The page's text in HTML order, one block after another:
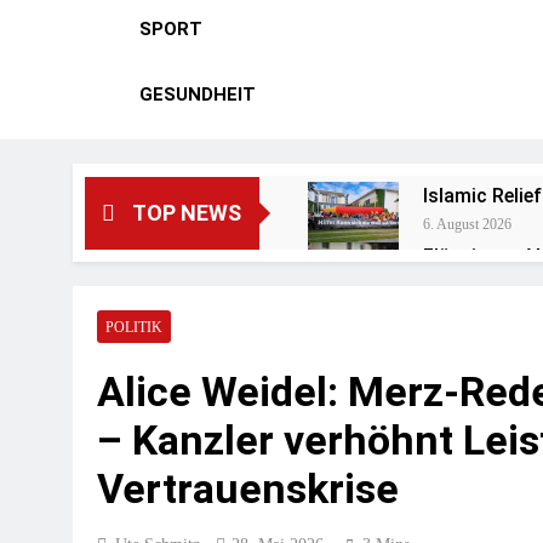
SPORT
GESUNDHEIT
TOP NEWS
Islamic
6. August 2026
Flüssiggas
Einladung
31. Juli 2026
Schnelle
POLITIK
Alice Weidel: Merz-
– Kanzler verhöhnt
Vertrauenskrise